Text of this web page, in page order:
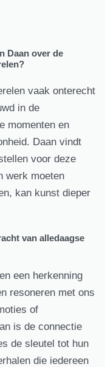
Daan over de
vaak onterecht
in de
momenten en
Daan vindt
voor deze
werk moeten
kan kunst dieper
van alledaagse
een herkenning
resoneren met ons
of
is de connectie
de sleutel tot hun
die iedereen